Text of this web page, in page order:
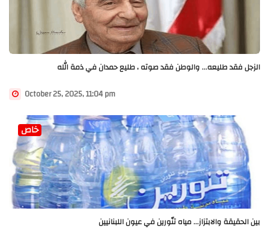
الزجل فقد طليعه... والوطن فقد صوته ، طليع حمدان في ذمة الله
October 25, 2025, 11:04 pm
خاص
بين الحقيقة والابتزاز... مياه تنّورين في عيون اللبنانيين